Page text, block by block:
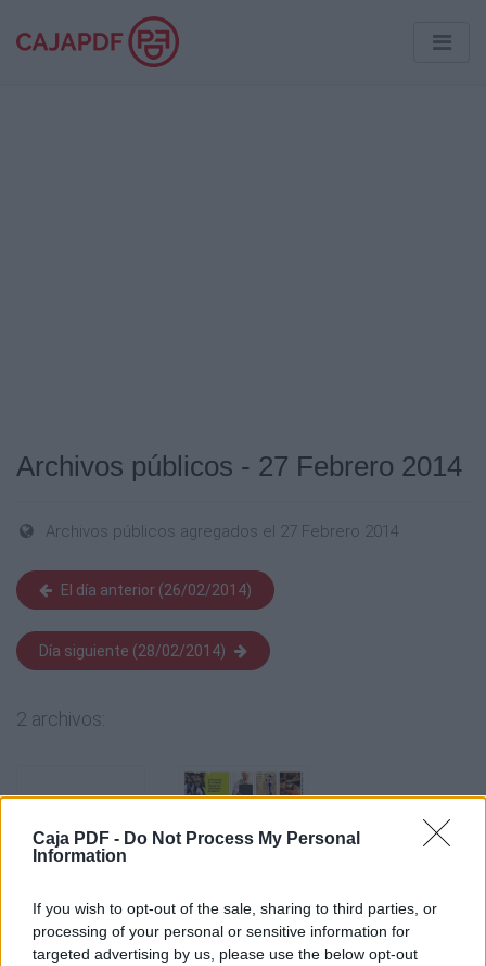
Caja PDF - Do Not Process My Personal
Information
If you wish to opt-out of the sale, sharing to third parties, or
processing of your personal or sensitive information for
targeted advertising by us, please use the below opt-out
Archivos públicos - 27 Febrero 2014
Archivos públicos agregados el 27 Febrero 2014
El día anterior (26/02/2014)
Día siguiente (28/02/2014)
2 archivos: